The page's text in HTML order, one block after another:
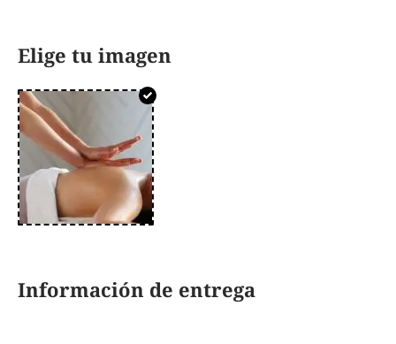
Elige tu imagen
Información de entrega